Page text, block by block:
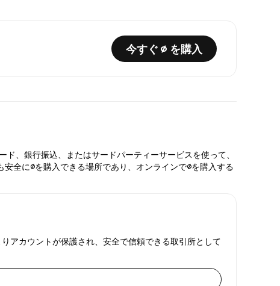
今すぐ ∅ を購入
、銀行振込、またはサードパーティーサービスを使って、
全に∅を購入できる場所であり、オンラインで∅を購入する
アカウントが保護され、安全で信頼できる取引所として